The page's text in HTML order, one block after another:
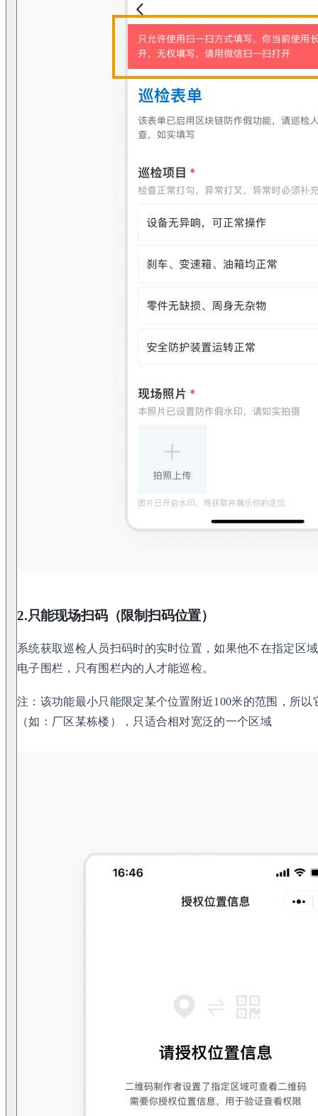
2.只能现场扫码（限制扫码位置）
系统获取巡检人员扫码时的实时位置，如果他不在指定区
电子围栏，只有围栏内的人才能巡检。
注：该功能最小只能限定某个位置附近100米的范围，所
（如：厂区某栋楼），只适合相对宽泛的一个区域